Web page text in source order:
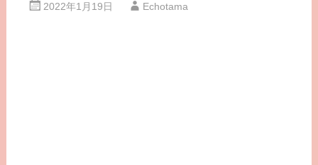
2022年1月19日 Echotama